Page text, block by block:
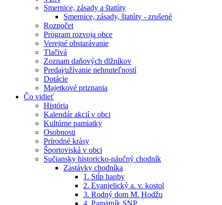
Smernice, zásady a štatúty
Smernice, zásady, štatúty - zrušené
Rozpočet
Program rozvoja obce
Verejné obstarávanie
Tlačivá
Zoznam daňových dlžníkov
Predaj⁄užívanie nehnuteľností
Dotácie
Majetkové priznania
Čo vidieť
História
Kalendár akcií v obci
Kultúrne pamiatky
Osobnosti
Prírodné krásy
Športoviská v obci
Sučiansky historicko-náučný chodník
Zastávky chodníka
1. Stĺp hanby
2. Evanjelický a. v. kostol
3. Rodný dom M. Hodžu
4. Pamätník SNP